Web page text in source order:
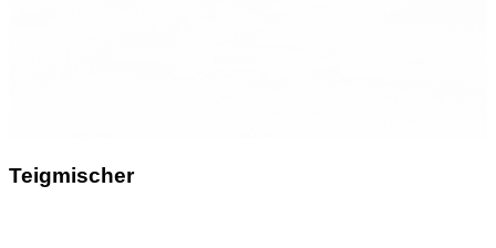
Teigmischer